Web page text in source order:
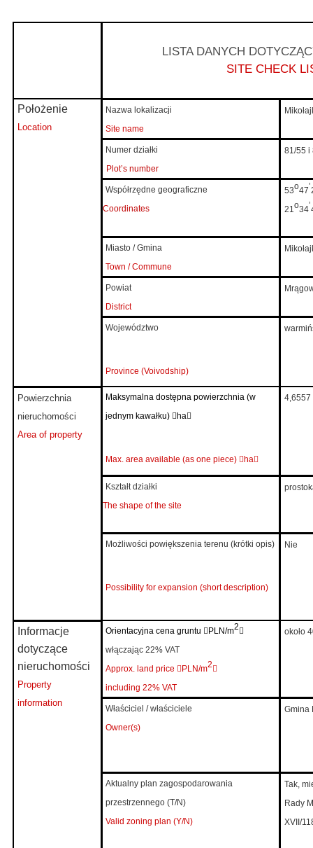
LISTA DANYCH
SITE CHECK
Położenie
Location
Nazwa lokalizacji
Site name
Numer działki
Plot’s number
81/55 i
Współrzędne geograficzne
Coordinates
53o47’
21o34’
Miasto / Gmina
Town / Commune
Powiat
District
Województwo
Province (Voivodship)
Powierzchnia
nieruchomości
Area of property
Maksymalna dostępna powierzchnia (w
jednym kawałku) ha
Max. area available (as one piece) ha
4,6557
Kształt działki
The shape of the site
Możliwości powiększenia terenu (krótki opis)
Possibility for expansion (short description)
Nie
Informacje
dotyczące
nieruchomości
Property
information
Orientacyjna cena gruntu  PLN/m2 
włączając 22% VAT
Approx. land price  PLN/m2 
including 22% VAT
około
Właściciel / właściciele
Owner(s)
Gmina
Aktualny plan zagospodarowania
przestrzennego (T/N)
Valid zoning plan (Y/N)
Tak,
Rady
XVII/